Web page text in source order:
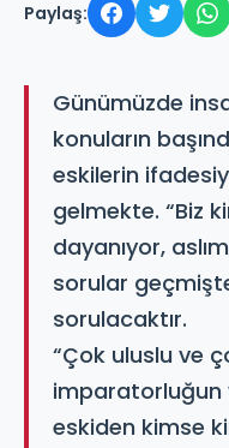
Paylaş:
Günümüzde
konuların
eskilerin
gelmekte. “Biz
dayanıyor,
sorular
sorulacaktır.
“Çok uluslu ve
imparatorluğun
eskiden kimse